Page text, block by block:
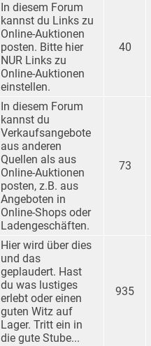
In diesem Forum
kannst du Links zu
Online-Auktionen
posten. Bitte hier
NUR Links zu
Online-Auktionen
einstellen.
40
In diesem Forum
kannst du
Verkaufsangebote
aus anderen
Quellen als aus
Online-Auktionen
posten, z.B. aus
Angeboten in
Online-Shops oder
Ladengeschäften.
73
Hier wird über dies
und das
geplaudert. Hast
du was lustiges
erlebt oder einen
guten Witz auf
Lager. Tritt ein in
die gute Stube...
935